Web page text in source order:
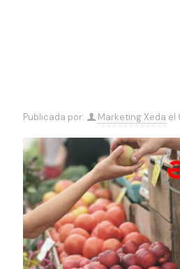
Publicada por: Marketing Xeda el